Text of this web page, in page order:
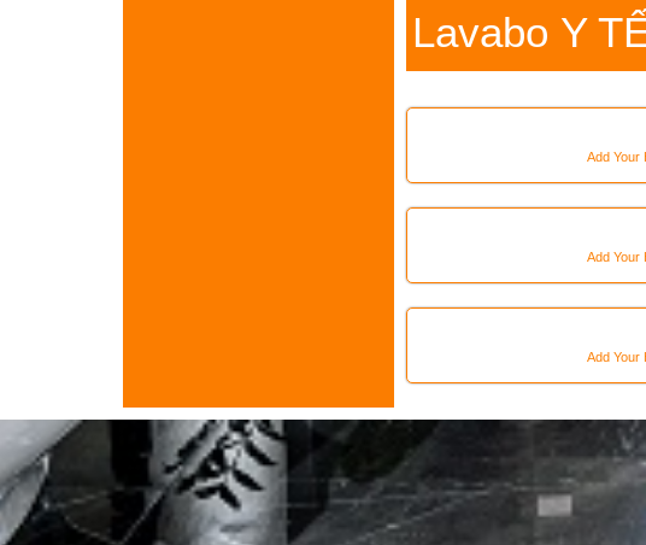
Lavabo Y
Add Your
Add Your
Add Your